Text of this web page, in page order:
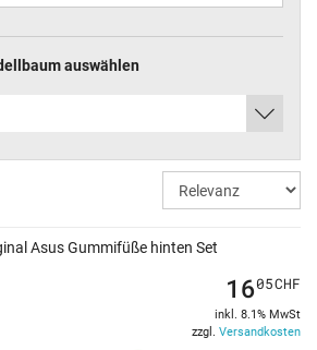
auswählen
Asus Gummifüße hinten Set
1605CHF
inkl. 8.1% MwSt
zzgl. Versandkosten